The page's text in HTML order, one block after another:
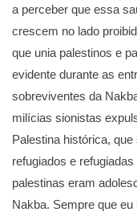
a perceber que essa
crescem no lado
que unia palestinos e
evidente durante as
sobreviventes da
milícias sionistas
Palestina histórica,
refugiados e
palestinas eram
Nakba. Sempre que